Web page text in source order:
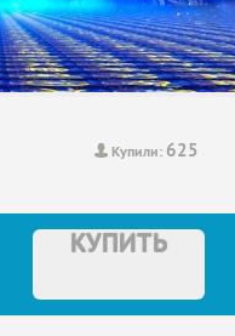
Купили: 625
КУПИТЬ